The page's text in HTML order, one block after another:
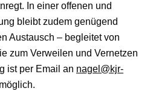
In einer offenen und
bleibt zudem genügend
Austausch – begleitet von
zum Verweilen und Vernetzen
ist per Email an nagel@kjr-
möglich.